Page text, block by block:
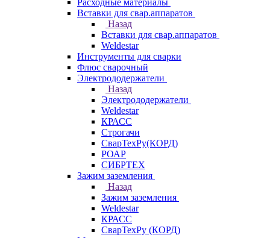
Расходные материалы
Вставки для свар.аппаратов
Назад
Вставки для свар.аппаратов
Weldestar
Инструменты для сварки
Флюс сварочный
Электрододержатели
Назад
Электрододержатели
Weldestar
КРАСС
Строгачи
СварТехРу(КОРД)
РОАР
СИБРТЕХ
Зажим заземления
Назад
Зажим заземления
Weldestar
КРАСС
СварТехРу (КОРД)